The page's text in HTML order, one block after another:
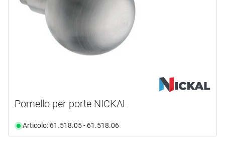
Pomello per porte NICKAL
Articolo: 61.518.05 - 61.518.06